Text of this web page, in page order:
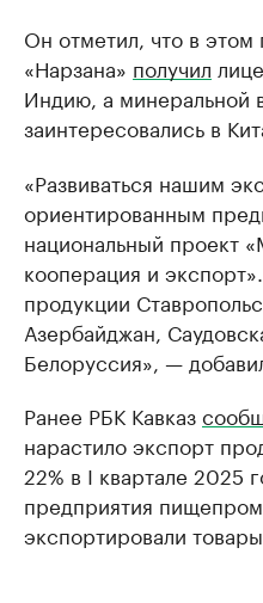
Он отметил, что в этом
«Нарзана» получил
Индию, а минеральной
заинтересовались в
«Развиваться нашим
ориентированным
национальный проект
кооперация и
продукции
Азербайджан,
Белоруссия», —
Ранее РБК Кавказ
нарастило экспорт
22% в I квартале 2025
предприятия
экспортировали